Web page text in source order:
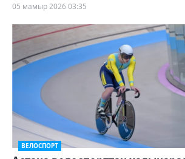
05 мамыр 2026 03:35
ВЕЛОСПОРТ